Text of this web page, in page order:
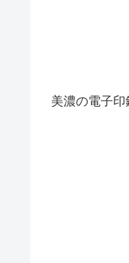
美濃の電子印